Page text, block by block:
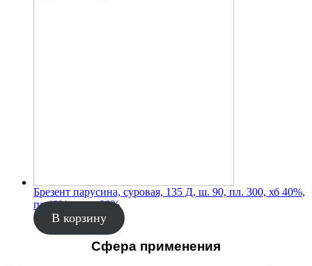
Брезент парусина, суровая, 135 Д, ш. 90, пл. 300, хб 40%,
пэ 40%, джут 20%
В корзину
Сфера применения